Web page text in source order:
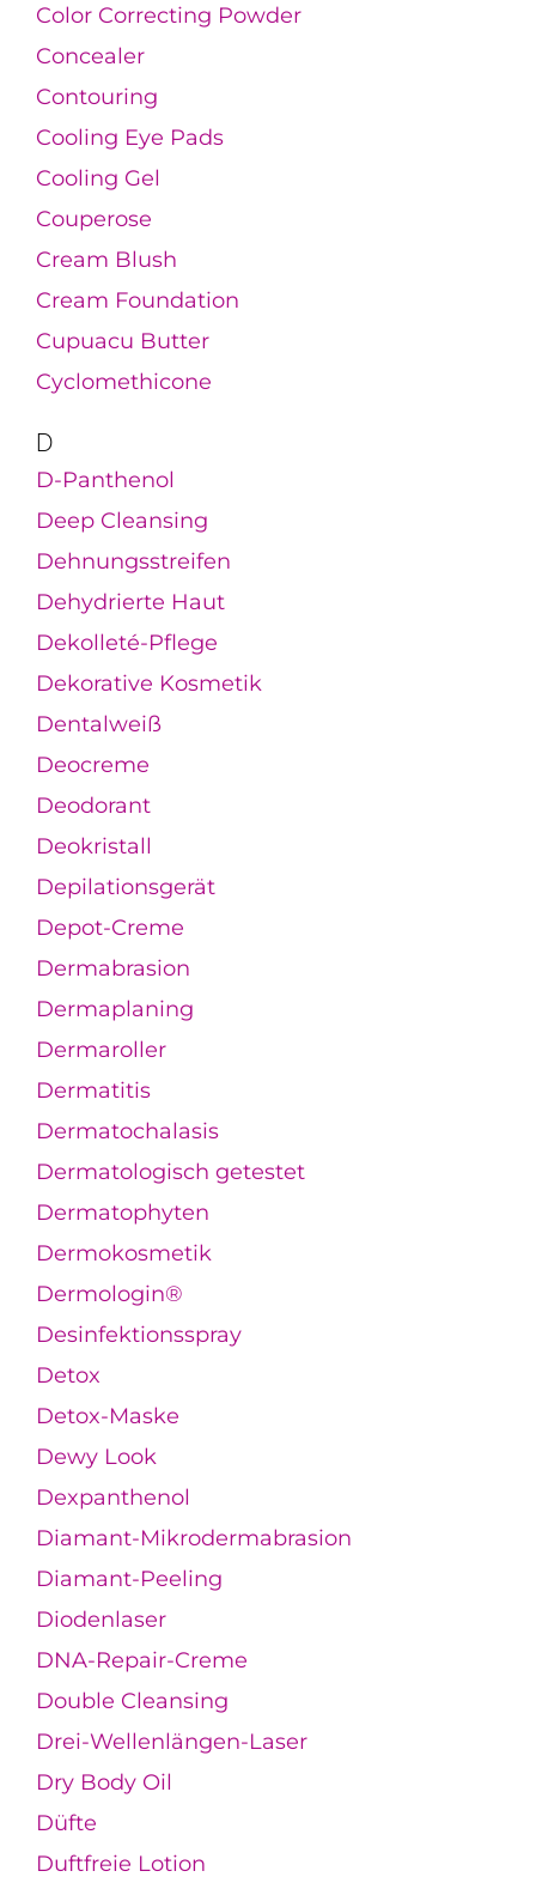
Color Correcting Powder
Concealer
Contouring
Cooling Eye Pads
Cooling Gel
Couperose
Cream Blush
Cream Foundation
Cupuacu Butter
Cyclomethicone
D
D-Panthenol
Deep Cleansing
Dehnungsstreifen
Dehydrierte Haut
Dekolleté-Pflege
Dekorative Kosmetik
Dentalweiß
Deocreme
Deodorant
Deokristall
Depilationsgerät
Depot-Creme
Dermabrasion
Dermaplaning
Dermaroller
Dermatitis
Dermatochalasis
Dermatologisch getestet
Dermatophyten
Dermokosmetik
Dermologin®
Desinfektionsspray
Detox
Detox-Maske
Dewy Look
Dexpanthenol
Diamant-Mikrodermabrasion
Diamant-Peeling
Diodenlaser
DNA-Repair-Creme
Double Cleansing
Drei-Wellenlängen-Laser
Dry Body Oil
Düfte
Duftfreie Lotion